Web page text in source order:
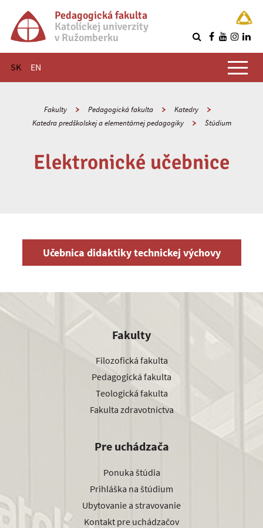
Pedagogická fakulta
Katolíckej univerzity
v Ružomberku
SK EN
Hlavné menu
Fakulty Pedagogická fakulta
Katedry
Katedra predškolskej a elementárnej pedagogiky
Štúdium
Elektronické učebnice
Učebnica didaktiky technickej výchovy
Fakulty
Filozofická fakulta
Pedagogická fakulta
Teologická fakulta
Fakulta zdravotníctva
Pre uchádzača
Ponuka štúdia
Prihláška na štúdium
Ubytovanie a stravovanie
Kontakt pre uchádzačov